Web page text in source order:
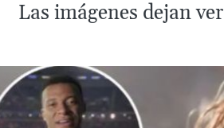
Las imágenes dejan